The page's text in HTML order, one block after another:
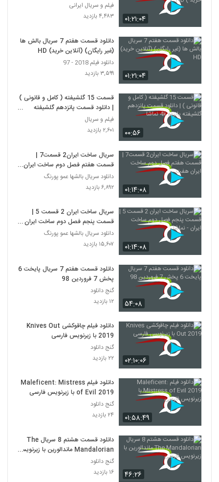
۰۱:۲۱:۰۴
فیلم و سریال ایرانی
۴,۴۸۳ بازدید
۰۱:۲۱:۰۴
دانلود قسمت هفتم 7 سریال بالش ها
(غیر رایگان) (آنلاین خرید) HD
دانلود فیلم 2018 - 97
۳,۵۹۹ بازدید
۰۰:۵۶
قسمت 15 گلشیفته ( کامل و قانونی )
| دانلود قسمت پانزدهم گلشیفته
پانزده 4k نماشا
فیلم و سریال
۲,۶۰۱ بازدید
۰۱:۱۴:۰۸
سریال ساخت ایران2 قسمت7 |
قسمت هفتم فصل دوم ساخت ایران
هفت
دانلود سریال بالشها عمو پورنگ
۶,۸۹۲ بازدید
۰۱:۱۴:۰۸
سریال ساخت ایران 2 قسمت 5 |
قسمت پنجم فصل دوم ساخت ایران -
نماشا
دانلود سریال بالشها عمو پورنگ
۱۵,۶۰۷ بازدید
۵۴:۰۸
دانلود قسمت هفتم 7 سریال پایخت 6
پخش 7 فروردین 98
گنج دانلود
۱۲ بازدید
۰۲:۱۰:۰۶
دانلود فیلم چاقوکشی Knives Out
2019 با زیرنویس فارسی
گنج دانلود
۲۲ بازدید
۰۱:۵۸:۴۹
دانلود فیلم Maleficent: Mistress
of Evil 2019 با زیرنویس فارسی
گنج دانلود
۲۴ بازدید
۴۶:۲۶
دانلود قسمت هشتم 8 سریال The
Mandalorian ماندالورین با زیرنویس
فارسی
گنج دانلود
۱۶ بازدید